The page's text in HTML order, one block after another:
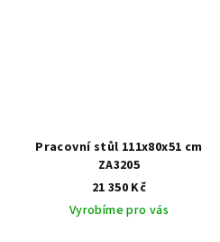
Pracovní stůl 111x80x51 cm
ZA3205
21 350 Kč
Vyrobíme pro vás